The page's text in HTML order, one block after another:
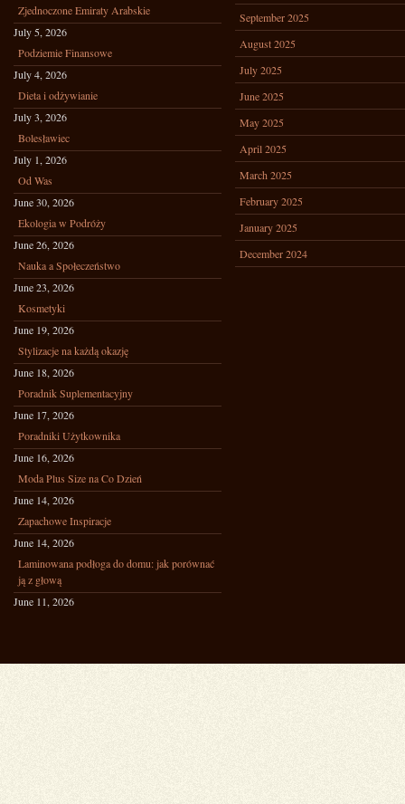
Zjednoczone Emiraty Arabskie
July 5, 2026
Podziemie Finansowe
July 4, 2026
Dieta i odżywianie
July 3, 2026
Bolesławiec
July 1, 2026
Od Was
June 30, 2026
Ekologia w Podróży
June 26, 2026
Nauka a Społeczeństwo
June 23, 2026
Kosmetyki
June 19, 2026
Stylizacje na każdą okazję
June 18, 2026
Poradnik Suplementacyjny
June 17, 2026
Poradniki Użytkownika
June 16, 2026
Moda Plus Size na Co Dzień
June 14, 2026
Zapachowe Inspiracje
June 14, 2026
Laminowana podłoga do domu: jak porównać
ją z głową
June 11, 2026
September 2025
August 2025
July 2025
June 2025
May 2025
April 2025
March 2025
February 2025
January 2025
December 2024